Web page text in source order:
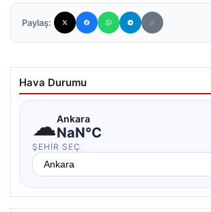
Paylaş:
Hava Durumu
☁Ankara
NaN°C
ŞEHIR SEÇ